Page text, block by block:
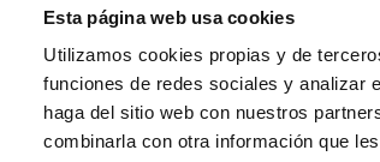
Esta página web usa cookies
Utilizamos cookies propias y de
funciones de redes sociales y analizar
haga del sitio web con nuestros
combinarla con otra información que